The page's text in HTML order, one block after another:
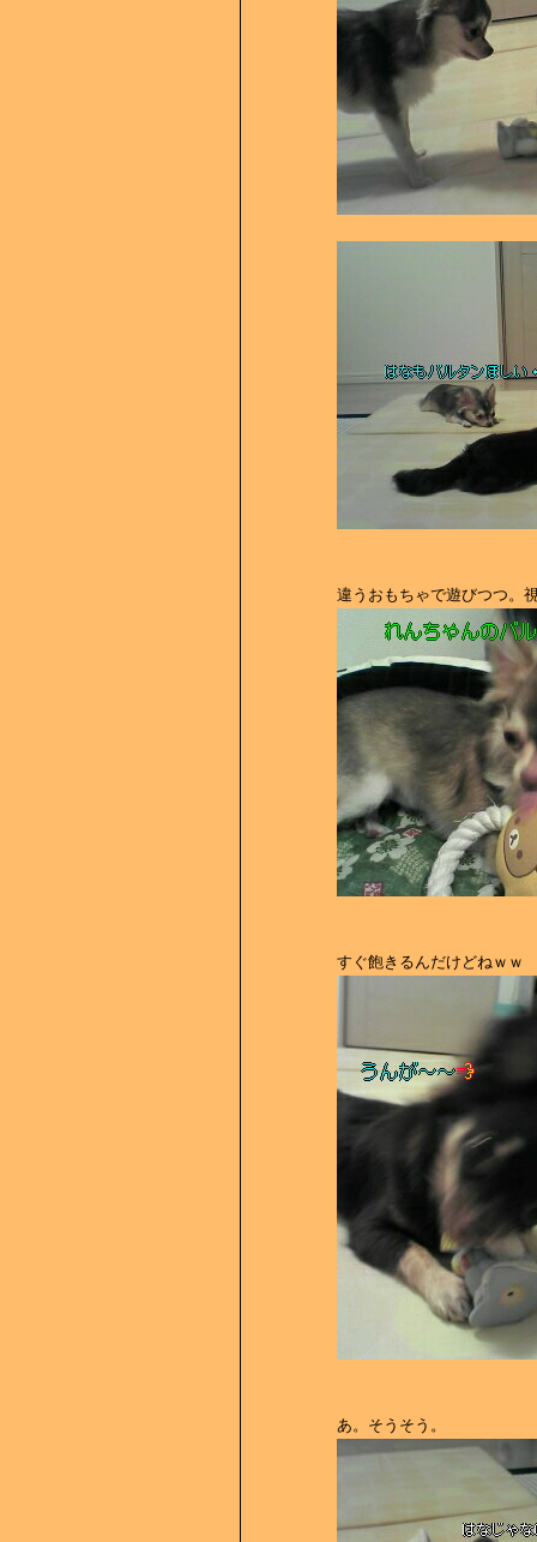
違うおもちゃで遊びつつ。
すぐ飽きるんだけどねｗｗ
あ。そうそう。